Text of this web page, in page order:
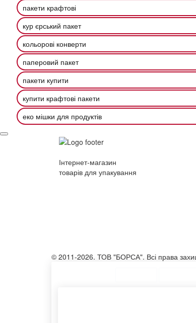
пакети крафтові
кур єрський пакет
кольорові конверти
паперовий пакет
пакети купити
купити крафтові пакети
еко мішки для продуктів
Інтернет-магазин
товарів для упакування
© 2011-2026. ТОВ "БОРСА". Всі права